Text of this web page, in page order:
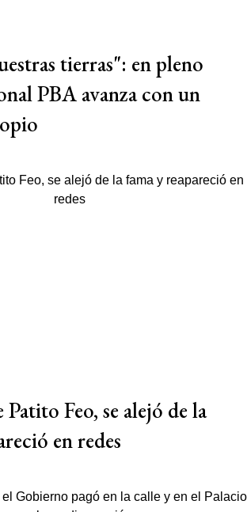
tierras": en pleno
PBA avanza con un
Patito Feo, se alejó de la
en redes